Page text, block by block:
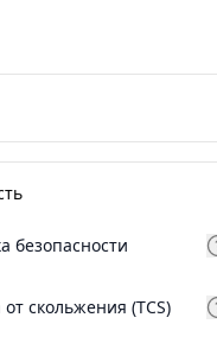
безопасности
скольжения (TCS)